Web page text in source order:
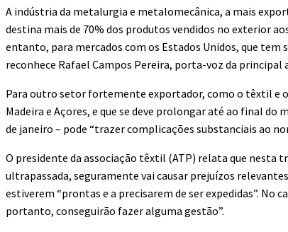
A indústria da metalurgia e metalomecânica, a mais
destina mais de 70% dos produtos vendidos no exterior
entanto, para mercados com os Estados Unidos, que
reconhece Rafael Campos Pereira, porta-voz da principal
Para outro setor fortemente exportador, como o têxtil e
Madeira e Açores, e que se deve prolongar até ao final do
de janeiro – pode “trazer complicações substanciais ao
O presidente da associação têxtil (ATP) relata que nesta
ultrapassada, seguramente vai causar prejuízos
estiverem “prontas e a precisarem de ser expedidas”.
portanto, conseguirão fazer alguma gestão”.